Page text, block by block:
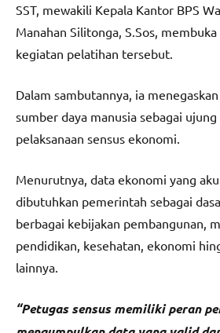
SST, mewakili Kepala Kantor BPS
Manahan Silitonga, S.Sos,
kegiatan pelatihan tersebut.
Dalam sambutannya, ia
sumber daya manusia sebagai
pelaksanaan sensus ekonomi.
Menurutnya, data ekonomi yang
dibutuhkan pemerintah sebagai
berbagai kebijakan pembangunan,
pendidikan, kesehatan, ekonomi
lainnya.
“Petugas sensus memiliki peran